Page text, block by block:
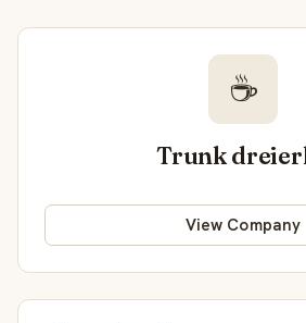
☕
Trunk
View Company